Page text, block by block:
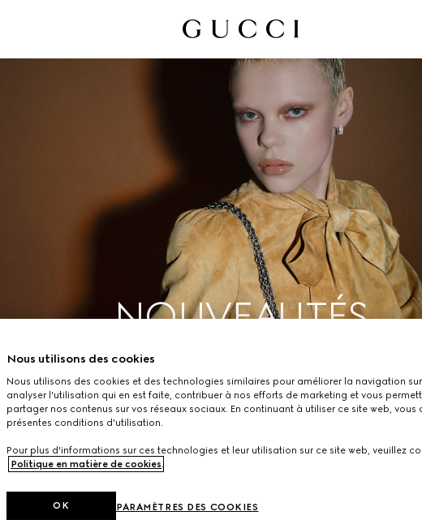
NOUVEAUTÉS
Nous utilisons des cookies
Nous utilisons des cookies et des technologies similaires pour améliorer la navigation
analyser l'utilisation qui en est faite, contribuer à nos efforts de marketing et vous
partager nos contenus sur vos réseaux sociaux. En continuant à utiliser ce site web, vous
présentes conditions d'utilisation.
Pour plus d'informations sur ces technologies et leur utilisation sur ce site web, veuillez
Politique en matière de cookies
PARAMÈTRES DES COOKIES
OK